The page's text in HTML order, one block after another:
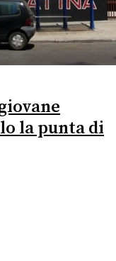
la punta di